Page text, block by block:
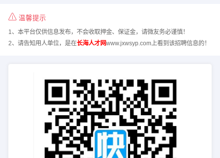
温馨提示
1、本平台仅供信息发布，不会收取押金、保证金，请微友务必谨慎！
2、请告知用人单位，是在长海人才网www.jxwsyp.com上看到该招聘信息的！